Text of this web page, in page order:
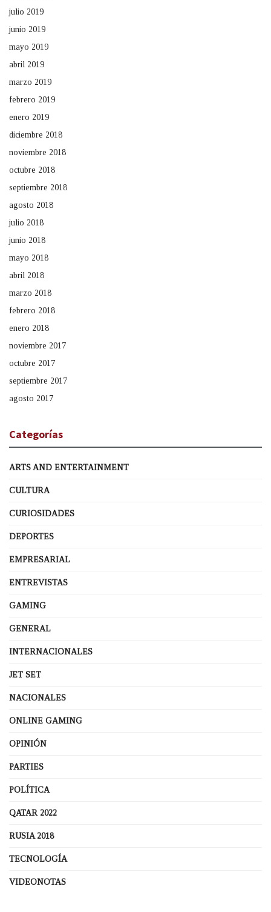
julio 2019
junio 2019
mayo 2019
abril 2019
marzo 2019
febrero 2019
enero 2019
diciembre 2018
noviembre 2018
octubre 2018
septiembre 2018
agosto 2018
julio 2018
junio 2018
mayo 2018
abril 2018
marzo 2018
febrero 2018
enero 2018
noviembre 2017
octubre 2017
septiembre 2017
agosto 2017
Categorías
ARTS AND ENTERTAINMENT
CULTURA
CURIOSIDADES
DEPORTES
EMPRESARIAL
ENTREVISTAS
GAMING
GENERAL
INTERNACIONALES
JET SET
NACIONALES
ONLINE GAMING
OPINIÓN
PARTIES
POLÍTICA
QATAR 2022
RUSIA 2018
TECNOLOGÍA
VIDEONOTAS